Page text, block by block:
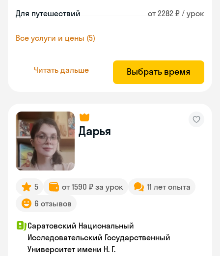
Для путешествий от 2282 ₽ / урок
Все услуги и цены (5)
Читать дальше Выбрать время
Дарья
5 от 1590 ₽ за урок
11 лет опыта
6 отзывов
Саратовский Национальный
Исследовательский Государственный
Университет имени Н. Г.